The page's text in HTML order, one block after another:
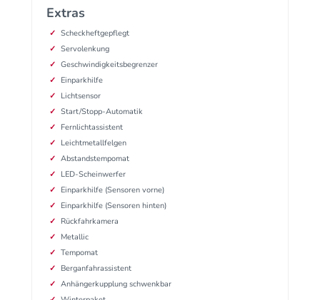
Extras
Scheckheftgepflegt
Servolenkung
Geschwindigkeitsbegrenzer
Einparkhilfe
Lichtsensor
Start/Stopp-Automatik
Fernlichtassistent
Leichtmetallfelgen
Abstandstempomat
LED-Scheinwerfer
Einparkhilfe (Sensoren vorne)
Einparkhilfe (Sensoren hinten)
Rückfahrkamera
Metallic
Tempomat
Berganfahrassistent
Anhängerkupplung schwenkbar